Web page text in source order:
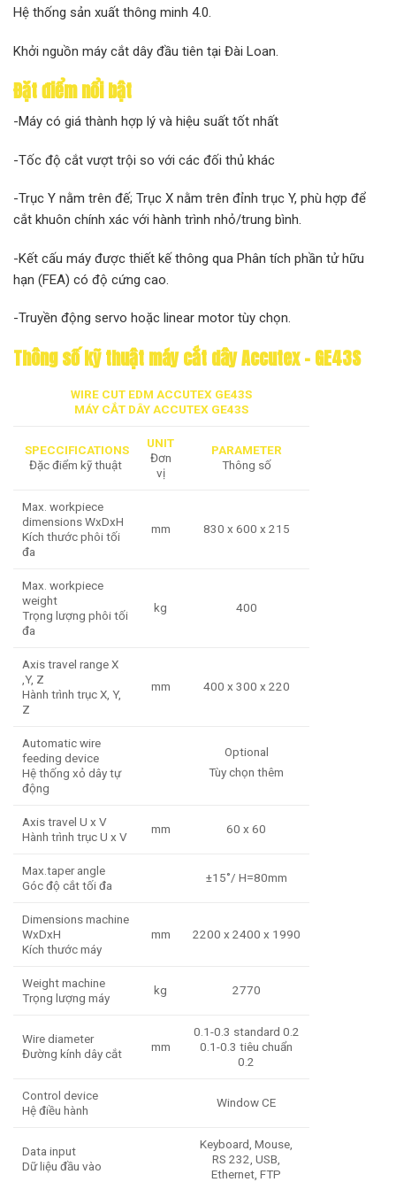
Hệ thống sản xuất thông minh 4.0.
Khởi nguồn máy cắt dây đầu tiên tại Đài Loan.
Đặt điểm nổi bật
-Máy có giá thành hợp lý và hiệu suất tốt nhất
-Tốc độ cắt vượt trội so với các đối thủ khác
-Trục Y nằm trên đế; Trục X nằm trên đỉnh trục Y, phù hợp để
cắt khuôn chính xác với hành trình nhỏ/trung bình.
-Kết cấu máy được thiết kế thông qua Phân tích phần tử hữu
hạn (FEA) có độ cứng cao.
-Truyền động servo hoặc linear motor tùy chọn.
Thông số kỹ thuật máy cắt dây Accutex – GE43S
WIRE CUT EDM ACCUTEX GE43S
MÁY CẮT DÂY ACCUTEX GE43S
SPECCIFICATIONS
Đặc điểm kỹ thuật
UNIT
Đơn
vị
PARAMETER
Thông số
Max. workpiece
dimensions WxDxH
Kích thước phôi tối
đa
mm 830 x 600 x 215
Max. workpiece
weight
Trọng lượng phôi tối
đa
kg 400
Axis travel range X
,Y, Z
Hành trình trục X, Y,
Z
mm 400 x 300 x 220
Automatic wire
feeding device
Hệ thống xỏ dây tự
động
Optional
Tùy chọn thêm
Axis travel U x V
Hành trình trục U x V
mm 60 x 60
Max.taper angle
Góc độ cắt tối đa
±15˚/ H=80mm
Dimensions machine
WxDxH
Kích thước máy
mm 2200 x 2400 x 1990
Weight machine
Trọng lượng máy
kg 2770
Wire diameter
Đường kính dây cắt
mm
0.1-0.3 standard 0.2
0.1-0.3 tiêu chuẩn
0.2
Control device
Hệ điều hành
Window CE
Data input
Dữ liệu đầu vào
Keyboard, Mouse,
RS 232, USB,
Ethernet, FTP